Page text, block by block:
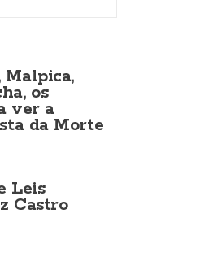
Malpica,
os
ver a
da Morte
Leis
Castro